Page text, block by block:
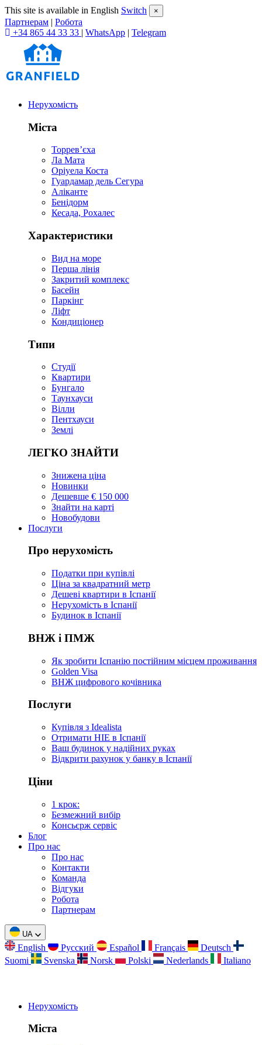
This site is available in English Switch ×
Партнерам | Робота
+34 865 44 33 33 | WhatsApp | Telegram
Нерухомість
Міста
Торревʼєха
Ла Мата
Оріуела Коста
Гуардамар дель Сегура
Аліканте
Бенідорм
Кесада, Рохалес
Характеристики
Вид на море
Перша лінія
Закритий комплекс
Басейн
Паркінг
Ліфт
Кондиціонер
Типи
Студії
Квартири
Бунгало
Таунхауси
Вілли
Пентхауси
Землі
ЛЕГКО ЗНАЙТИ
Знижена ціна
Новинки
Дешевше € 150 000
Знайти на карті
Новобудови
Послуги
Про нерухомість
Податки при купівлі
Ціна за квадратний метр
Дешеві квартири в Іспанії
Нерухомість в Іспанії
Будинок в Іспанії
ВНЖ і ПМЖ
Як зробити Іспанію постійним місцем проживання
Golden Visa
ВНЖ цифрового кочівника
Послуги
Купівля з Idealista
Отримати НІЕ в Іспанії
Ваш будинок у надійних руках
Відкрити рахунок у банку в Іспанії
Ціни
1 крок:
Безмежний вибір
Консьєрж сервіс
Блог
Про нас
Про нас
Контакти
Команда
Відгуки
Робота
Партнерам
UA
English Русский Español Français
Deutsch
Suomi
Svenska Norsk Polski Nederlands Italiano
Нерухомість
Міста